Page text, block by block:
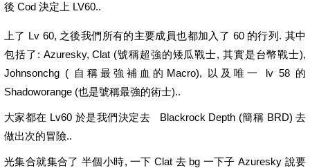
後 Cod 決定上 LV60..
上了 Lv 60, 之後我們所有的主要成員也都加入了 60 的行列. 其中
包括了: Azuresky, Clat (號稱超強的矮瓜戰士, 其實是台幣戰士),
Johnsonchg ( 自稱最強補血的Macro), 以及唯一 lv 58 的
Shadoworange (也是號稱最強的術士)..
大家都在 Lv60 於是我們決定去 Blackrock Depth (簡稱 BRD) 去
做出次的冒險..
光集合就集合了 半個小時, 一下 Clat 去 bg 一下子 Azuresky 說要